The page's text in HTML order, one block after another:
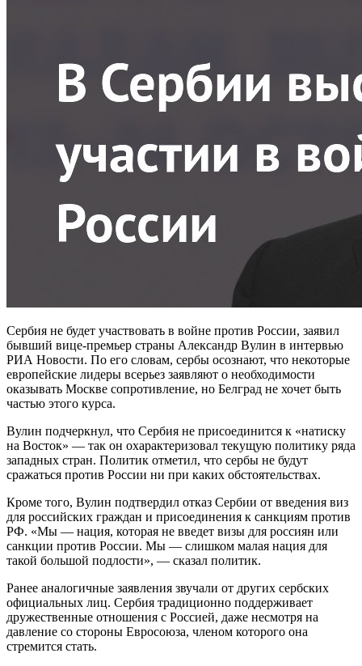
Сербия не будет участвовать в войне против России, заявил
бывший вице-премьер страны Александр Вулин в интервью
РИА Новости. По его словам, сербы осознают, что некоторые
европейские лидеры всерьез заявляют о необходимости
оказывать Москве сопротивление, но Белград не хочет быть
частью этого курса.
Вулин подчеркнул, что Сербия не присоединится к «натиску
на Восток» — так он охарактеризовал текущую политику ряда
западных стран. Политик отметил, что сербы не будут
сражаться против России ни при каких обстоятельствах.
Кроме того, Вулин подтвердил отказ Сербии от введения виз
для российских граждан и присоединения к санкциям против
РФ. «Мы — нация, которая не введет визы для россиян или
санкции против России. Мы — слишком малая нация для
такой большой подлости», — сказал политик.
Ранее аналогичные заявления звучали от других сербских
официальных лиц. Сербия традиционно поддерживает
дружественные отношения с Россией, даже несмотря на
давление со стороны Евросоюза, членом которого она
стремится стать.